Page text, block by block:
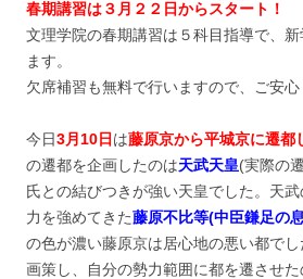
春期講習は３月２２日からスタート！
文理学院の春期講習は５科目指導で、
ます。
欠席補習も無料で行いますので、ご安心
今日3月10日 は藤原京から平城京に遷都
の遷都を企画したのは天武天皇(実際の
氏との結びつきが強い天皇でした。天
力を強めてきた藤原不比等(中臣鎌足の
の色が濃い藤原京は居心地の悪い都で
画策し、自分の勢力範囲に都を遷させた